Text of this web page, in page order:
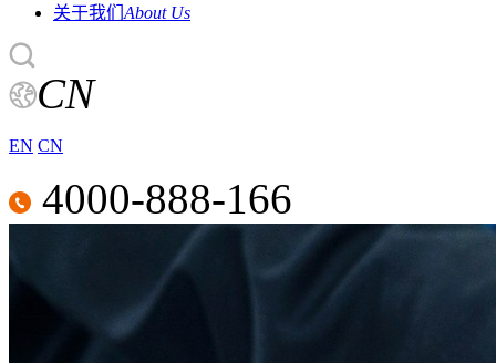
关于我们 About Us
CN
EN CN
4000-888-166